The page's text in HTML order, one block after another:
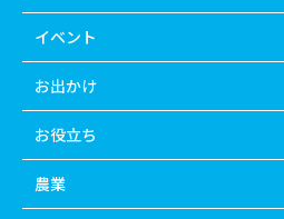
イベント
お出かけ
お役立ち
農業